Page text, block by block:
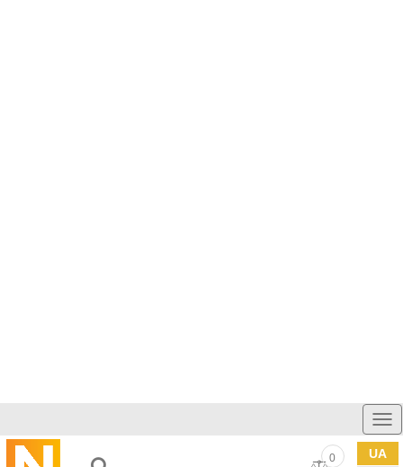
UA
0